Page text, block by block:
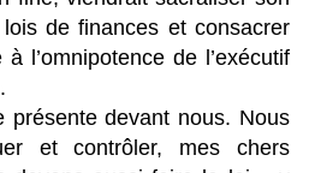
de finances et consacrer
l’omnipotence de l’exécutif
présente devant nous. Nous
et contrôler, mes chers